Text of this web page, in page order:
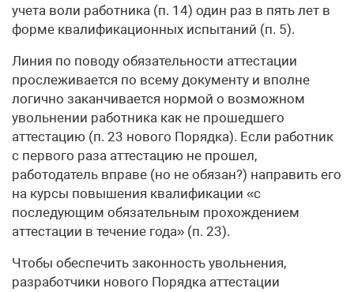
учета воли работника (п. 14) один раз в пять лет в
форме квалификационных испытаний (п. 5).
Линия по поводу обязательности аттестации
прослеживается по всему документу и вполне
логично заканчивается нормой о возможном
увольнении работника как не прошедшего
аттестацию (п. 23 нового Порядка). Если работник
с первого раза аттестацию не прошел,
работодатель вправе (но не обязан?) направить его
на курсы повышения квалификации «с
последующим обязательным прохождением
аттестации в течение года» (п. 23).
Чтобы обеспечить законность увольнения,
разработчики нового Порядка аттестации